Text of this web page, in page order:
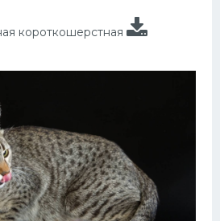
короткошерстная